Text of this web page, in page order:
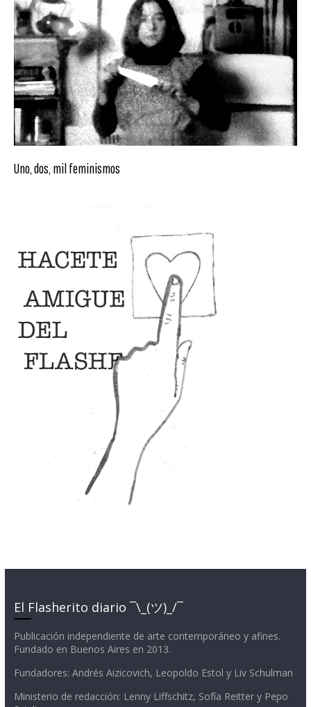
Uno, dos, mil feminismos
El Flasherito diario ¯\_(ツ)_/¯
Publicación independiente de arte contemporáneo y afines.
Fundado en Buenos Aires en 2013.
Fundadores: Andrés Aizicovich, Leopoldo Estol y Liv Schulman
Ministerio de redacción: Lenny Liffschitz, Sofía Reitter y Pepo